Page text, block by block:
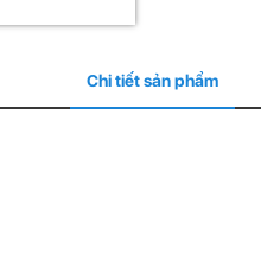
Chi tiết sản phẩm